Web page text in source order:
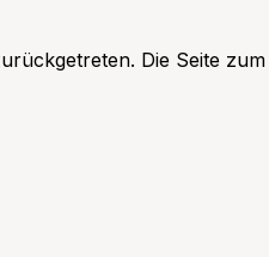
Die Seite zum